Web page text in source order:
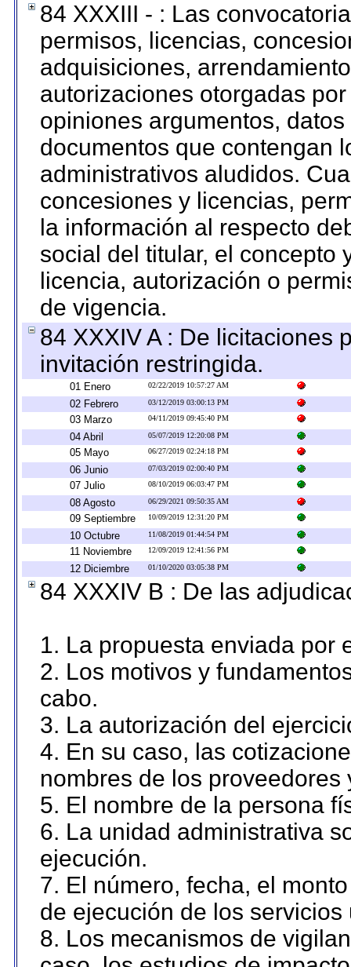
84 XXXIII - : Las
permisos, licencias,
adquisiciones,
autorizaciones otorgadas
opiniones argumentos,
documentos que contengan
administrativos aludidos.
concesiones y licencias,
la información al respecto
social del titular, el concepto
licencia, autorización o
de vigencia.
84 XXXIV A : De licitaciones
invitación restringida.
01 Enero 02/22/2019 10:57:27 AM
02 Febrero 03/12/2019 03:00:13 PM
03 Marzo 04/11/2019 09:45:40 PM
04 Abril 05/07/2019 12:20:08 PM
05 Mayo 06/27/2019 02:24:18 PM
06 Junio 07/03/2019 02:00:40 PM
07 Julio 08/10/2019 06:03:47 PM
08 Agosto 06/29/2021 09:50:35 AM
09 Septiembre 10/09/2019 12:31:20 PM
10 Octubre 11/08/2019 01:44:54 PM
11 Noviembre 12/09/2019 12:41:56 PM
12 Diciembre 01/10/2020 03:05:38 PM
84 XXXIV B : De las
1. La propuesta enviada por
2. Los motivos y
cabo.
3. La autorización del
4. En su caso, las
nombres de los proveedores
5. El nombre de la persona
6. La unidad administrativa
ejecución.
7. El número, fecha, el
de ejecución de los servicios
8. Los mecanismos de